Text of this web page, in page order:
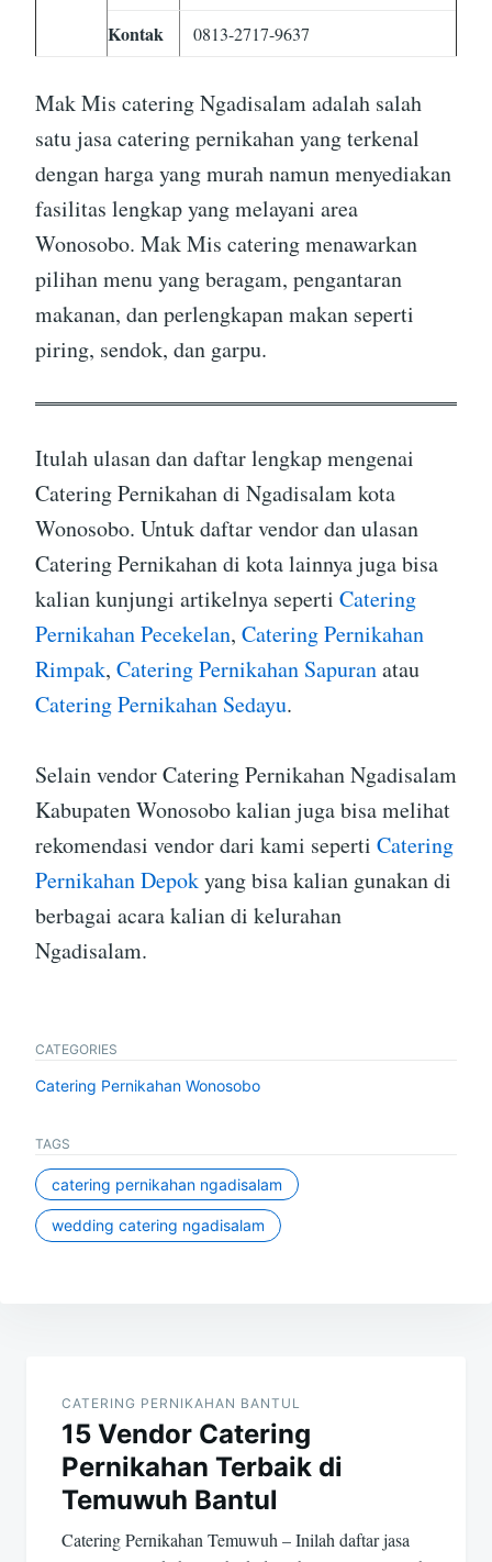
Kontak
0813-2717-9637
Mak Mis catering Ngadisalam adalah salah
satu jasa catering pernikahan yang terkenal
dengan harga yang murah namun menyediakan
fasilitas lengkap yang melayani area
Wonosobo. Mak Mis catering menawarkan
pilihan menu yang beragam, pengantaran
makanan, dan perlengkapan makan seperti
piring, sendok, dan garpu.
Itulah ulasan dan daftar lengkap mengenai
Catering Pernikahan di Ngadisalam kota
Wonosobo. Untuk daftar vendor dan ulasan
Catering Pernikahan di kota lainnya juga bisa
kalian kunjungi artikelnya seperti Catering
Pernikahan Pecekelan, Catering Pernikahan
Rimpak, Catering Pernikahan Sapuranatau
Catering Pernikahan Sedayu.
Selain vendor Catering Pernikahan Ngadisalam
Kabupaten Wonosobo kalian juga bisa melihat
rekomendasi vendor dari kami seperti Catering
Pernikahan Depokyang bisa kalian gunakan di
berbagai acara kalian di kelurahan
Ngadisalam.
CATEGORIES
Catering Pernikahan Wonosobo
TAGS
catering pernikahan ngadisalam
wedding catering ngadisalam
navigation
CATERING PERNIKAHAN BANTUL
15 Vendor Catering
Pernikahan Terbaik di
Temuwuh Bantul
Catering Pernikahan Temuwuh – Inilah daftar jasa